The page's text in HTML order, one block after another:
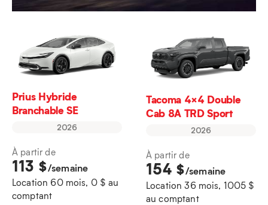
Prius Hybride
Branchable SE
2026
À partir de
113 $/semaine
Location 60 mois, 0 $ au
comptant
Tacoma 4×4 Double
Cab 8A TRD Sport
2026
À partir de
154 $/semaine
Location 36 mois, 1005 $
au comptant